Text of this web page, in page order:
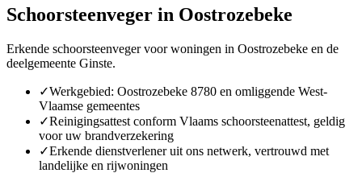
Schoorsteenveger in Oostrozebeke
Erkende schoorsteenveger voor woningen in Oostrozebeke en de
deelgemeente Ginste.
✓Werkgebied: Oostrozebeke 8780 en omliggende West-
Vlaamse gemeentes
✓Reinigingsattest conform Vlaams schoorsteenattest, geldig
voor uw brandverzekering
✓Erkende dienstverlener uit ons netwerk, vertrouwd met
landelijke en rijwoningen